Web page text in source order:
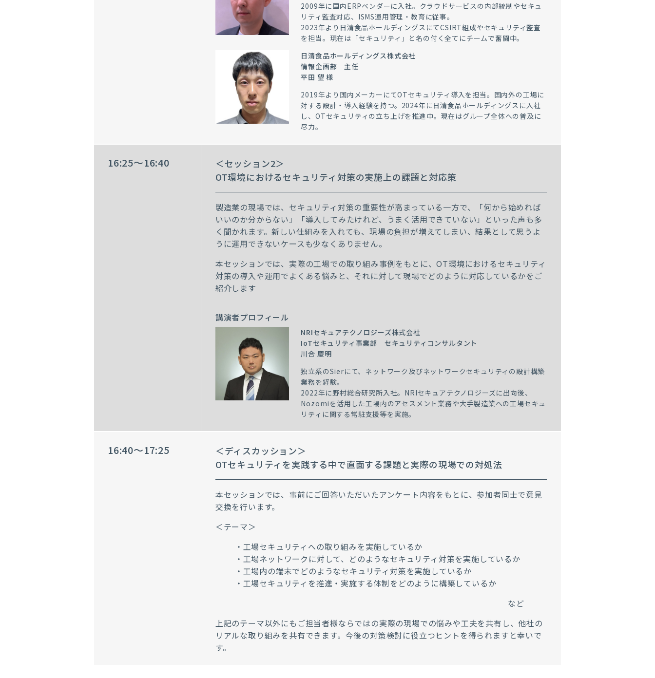
2009年に国内ERPベンダーに入社。クラウドサービスの内部統制やセキュ
リティ監査対応、ISMS運用管理・教育に従事。
2023年より日清食品ホールディングスにてCSIRT組成やセキュリティ監査
を担当。現在は「セキュリティ」と名の付く全てにチームで奮闘中。
日清食品ホールディングス株式会社
情報企画部 主任
平田 望 様
2019年より国内メーカーにてOTセキュリティ導入を担当。国内外の工場に
対する設計・導入経験を持つ。2024年に日清食品ホールディングスに入社
し、OTセキュリティの立ち上げを推進中。現在はグループ全体への普及に
尽力。
16:25～16:40
＜セッション2＞
OT環境におけるセキュリティ対策の実施上の課題と対応策
製造業の現場では、セキュリティ対策の重要性が高まっている一方で、「何から始めれば
いいのか分からない」「導入してみたけれど、うまく活用できていない」といった声も多
く聞かれます。新しい仕組みを入れても、現場の負担が増えてしまい、結果として思うよ
うに運用できないケースも少なくありません。
本セッションでは、実際の工場での取り組み事例をもとに、OT環境におけるセキュリティ
対策の導入や運用でよくある悩みと、それに対して現場でどのように対応しているかをご
紹介します
講演者プロフィール
NRIセキュアテクノロジーズ株式会社
IoTセキュリティ事業部 セキュリティコンサルタント
川合 慶明
独立系のSierにて、ネットワーク及びネットワークセキュリティの設計構築
業務を経験。
2022年に野村総合研究所入社。NRIセキュアテクノロジーズに出向後、
Nozomiを活用した工場内のアセスメント業務や大手製造業への工場セキュ
リティに関する常駐支援等を実施。
16:40～17:25
＜ディスカッション＞
OTセキュリティを実践する中で直面する課題と実際の現場での対処法
本セッションでは、事前にご回答いただいたアンケート内容をもとに、参加者同士で意見
交換を行います。
＜テーマ＞
・工場セキュリティへの取り組みを実施しているか
・工場ネットワークに対して、どのようなセキュリティ対策を実施しているか
・ 工場内の端末でどのようなセキュリティ対策を実施しているか
・工場セキュリティを推進・実施する体制をどのように構築しているか
など
上記のテーマ以外にもご担当者様ならではの実際の現場での悩みや工夫を共有し、他社の
リアルな取り組みを共有できます。今後の対策検討に役立つヒントを得られますと幸いで
す。